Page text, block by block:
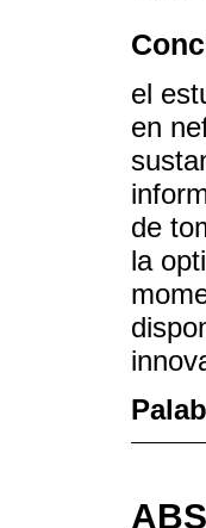
el
en
de
la